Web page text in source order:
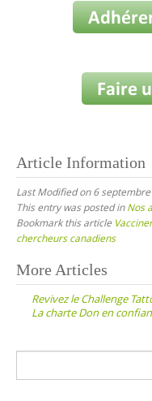
Article Information
Last Modified on 6
This entry was posted inNos
Bookmark this article
chercheurs canadiens
Post
navigation
More Articles
Revivez le Challenge
La charte Don en